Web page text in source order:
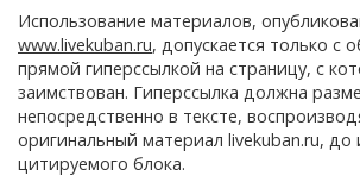
Использование материалов,
www.livekuban.ru, допускается только с
прямой гиперссылкой на страницу, с
заимствован. Гиперссылка должна
непосредственно в тексте,
оригинальный материал livekuban.ru, до
цитируемого блока.